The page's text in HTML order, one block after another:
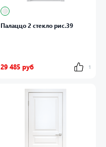
Палаццо 2 стекло рис.39
29 485 руб 1